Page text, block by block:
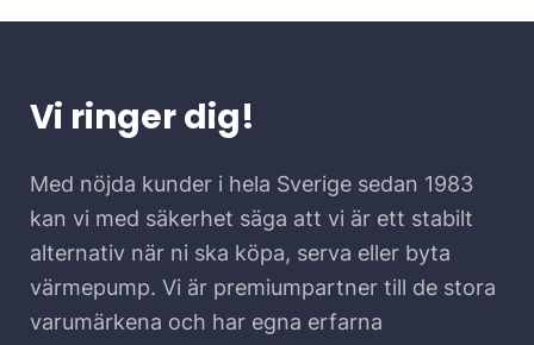
Vi ringer dig!
Med nöjda kunder i hela Sverige sedan 1983
kan vi med säkerhet säga att vi är ett stabilt
alternativ när ni ska köpa, serva eller byta
värmepump. Vi är premiumpartner till de stora
varumärkena och har egna erfarna